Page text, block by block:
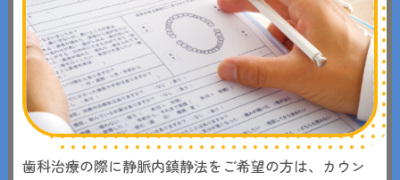
歯科治療の際に静脈内鎮静法をご希望の方は、カウン